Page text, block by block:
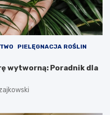
PIELĘGNACJA ROŚLIN
wytworną: Poradnik dla